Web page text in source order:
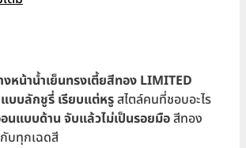
งหน้าน้ำเย็นทรงเตี้ยสีทอง LIMITED
บบลักชูรี่ เรียบแต่หรูสไตล์คนที่ชอบอะไร
นแบบด้าน จับแล้วไม่เป็นรอยมือสีทอง
บทุกเฉดสี